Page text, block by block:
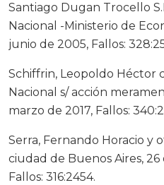
Santiago Dugan Trocello
Nacional -Ministerio de
junio de 2005, Fallos:
Schiffrin, Leopoldo Héctor
Nacional s/ acción
marzo de 2017, Fallos:
Serra, Fernando Horacio y
ciudad de Buenos Aires,
Fallos: 316:2454.